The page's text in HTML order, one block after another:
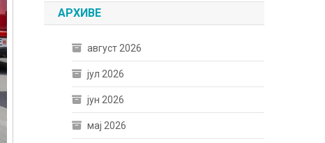
АРХИВЕ
август 2026
јул 2026
јун 2026
мај 2026